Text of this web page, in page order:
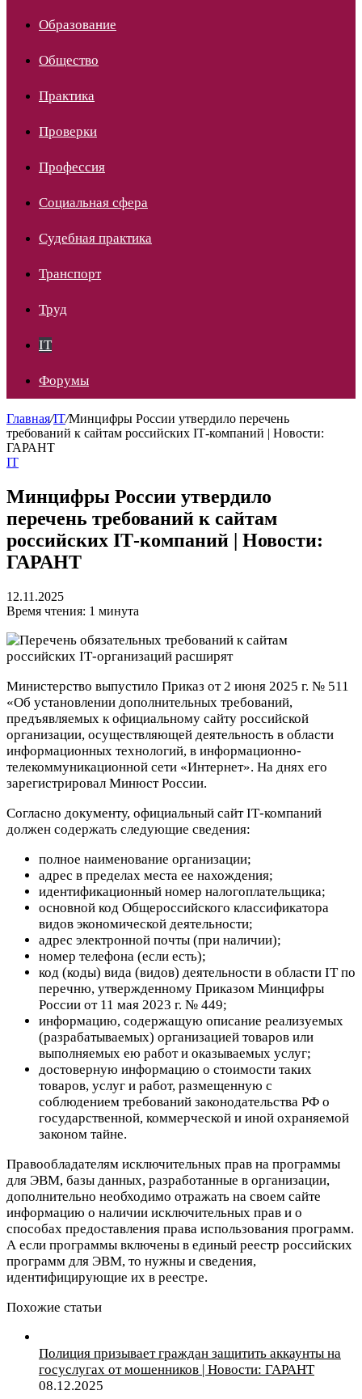
Образование
Общество
Практика
Проверки
Профессия
Социальная сфера
Судебная практика
Транспорт
Труд
IT
Форумы
Главная/IT/Минцифры России утвердило перечень
требований к сайтам российских IТ-компаний | Новости:
ГАРАНТ
IT
Минцифры России утвердило
перечень требований к сайтам
российских IТ-компаний | Новости:
ГАРАНТ
12.11.2025
Время чтения: 1 минута
Министерство выпустило Приказ от 2 июня 2025 г. № 511
«Об установлении дополнительных требований,
предъявляемых к официальному сайту российской
организации, осуществляющей деятельность в области
информационных технологий, в информационно-
телекоммуникационной сети «Интернет». На днях его
зарегистрировал Минюст России.
Согласно документу, официальный сайт IТ-компаний
должен содержать следующие сведения:
полное наименование организации;
адрес в пределах места ее нахождения;
идентификационный номер налогоплательщика;
основной код Общероссийского классификатора
видов экономической деятельности;
адрес электронной почты (при наличии);
номер телефона (если есть);
код (коды) вида (видов) деятельности в области IT по
перечню, утвержденному Приказом Минцифры
России от 11 мая 2023 г. № 449;
информацию, содержащую описание реализуемых
(разрабатываемых) организацией товаров или
выполняемых ею работ и оказываемых услуг;
достоверную информацию о стоимости таких
товаров, услуг и работ, размещенную с
соблюдением требований законодательства РФ о
государственной, коммерческой и иной охраняемой
законом тайне.
Правообладателям исключительных прав на программы
для ЭВМ, базы данных, разработанные в организации,
дополнительно необходимо отражать на своем сайте
информацию о наличии исключительных прав и о
способах предоставления права использования программ.
А если программы включены в единый реестр российских
программ для ЭВМ, то нужны и сведения,
идентифицирующие их в реестре.
Похожие статьи
Полиция призывает граждан защитить аккаунты на
госуслугах от мошенников | Новости: ГАРАНТ
08.12.2025